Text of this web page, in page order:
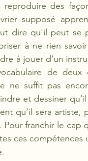
des
supposé
dire qu'il peut se
à ne rien
à jouer d'un
de
ne suffit pas
et dessiner
qu'il sera artiste,
franchir le cap
ces compétences